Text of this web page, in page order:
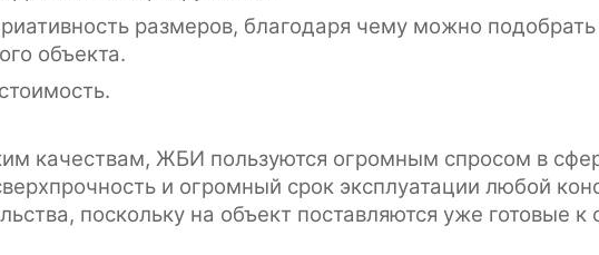
размеров, благодаря чему можно
объекта.
качествам, ЖБИ пользуются огромным спросом в
и огромный срок эксплуатации любой
поскольку на объект поставляются уже готовые к